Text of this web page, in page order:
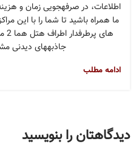
اطلاعات، در صرفه­جویی زمان و
جاذبه­های دیدنی
ادامه مطلب
دیدگاهتان را بنویسید